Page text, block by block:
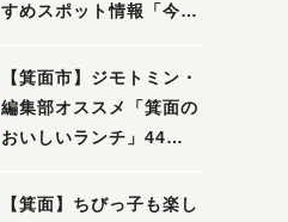
すめスポット情報「今週
面・吹田・池田・茨木・
高槻）
【箕面市】ジモトミン・
編集部オススメ「箕面の
おいしいランチ」44
から穴場まで！〜
【箕面】ちびっ子も楽し